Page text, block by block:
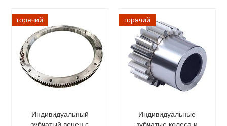
горячий
Индивидуальный
горячий
Индивидуальные